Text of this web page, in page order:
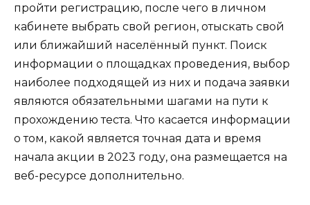
пройти регистрацию, после чего в личном
кабинете выбрать свой регион, отыскать свой
или ближайший населённый пункт. Поиск
информации о площадках проведения, выбор
наиболее подходящей из них и подача заявки
являются обязательными шагами на пути к
прохождению теста. Что касается информации
о том, какой является точная дата и время
начала акции в 2023 году, она размещается на
веб-ресурсе дополнительно.